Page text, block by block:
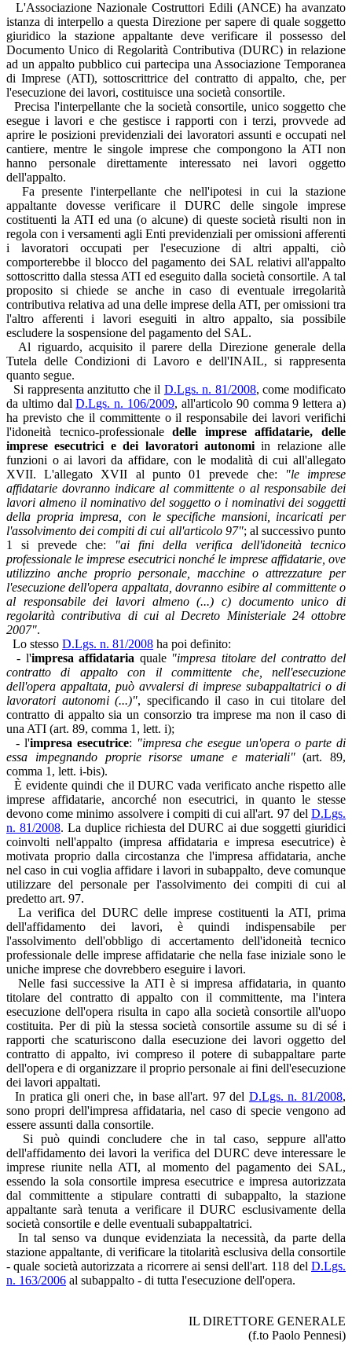
L'Associazione Nazionale Costruttori Edili (ANCE) ha avanzato
istanza di interpello a questa Direzione per sapere di quale soggetto
giuridico la stazione appaltante deve verificare il possesso del
Documento Unico di Regolarità Contributiva (DURC) in relazione
ad un appalto pubblico cui partecipa una Associazione Temporanea
di Imprese (ATI), sottoscrittrice del contratto di appalto, che, per
l'esecuzione dei lavori, costituisce una società consortile.
Precisa l'interpellante che la società consortile, unico soggetto che
esegue i lavori e che gestisce i rapporti con i terzi, provvede ad
aprire le posizioni previdenziali dei lavoratori assunti e occupati nel
cantiere, mentre le singole imprese che compongono la ATI non
hanno personale direttamente interessato nei lavori oggetto
dell'appalto.
Fa presente l'interpellante che nell'ipotesi in cui la stazione
appaltante dovesse verificare il DURC delle singole imprese
costituenti la ATI ed una (o alcune) di queste società risulti non in
regola con i versamenti agli Enti previdenziali per omissioni afferenti
i lavoratori occupati per l'esecuzione di altri appalti, ciò
comporterebbe il blocco del pagamento dei SAL relativi all'appalto
sottoscritto dalla stessa ATI ed eseguito dalla società consortile. A tal
proposito si chiede se anche in caso di eventuale irregolarità
contributiva relativa ad una delle imprese della ATI, per omissioni tra
l'altro afferenti i lavori eseguiti in altro appalto, sia possibile
escludere la sospensione del pagamento del SAL.
Al riguardo, acquisito il parere della Direzione generale della
Tutela delle Condizioni di Lavoro e dell'INAIL, si rappresenta
quanto segue.
Si rappresenta anzitutto che il D.Lgs. n. 81/2008, come modificato
da ultimo dalD.Lgs. n. 106/2009, all'articolo 90 comma 9 lettera a)
ha previsto che il committente o il responsabile dei lavori verifichi
l'idoneità tecnico-professionaledelle imprese affidatarie, delle
imprese esecutrici e dei lavoratori autonomiin relazione alle
funzioni o ai lavori da affidare, con le modalità di cui all'allegato
XVII. L'allegato XVII al punto 01 prevede che:
"le imprese
affidatarie dovranno indicare al committente o al responsabile dei
lavori almeno il nominativo del soggetto o i nominativi dei soggetti
della propria impresa, con le specifiche mansioni, incaricati per
l'assolvimento dei compiti di cui all'articolo 97"; al successivo punto
1 si prevede che:
"ai fini della verifica dell'idoneità tecnico
professionale le imprese esecutrici nonché le imprese affidatarie, ove
utilizzino anche proprio personale, macchine o attrezzature per
l'esecuzione dell'opera appaltata, dovranno esibire al committente o
al responsabile dei lavori almeno (...) c) documento unico di
regolarità contributiva di cui al Decreto Ministeriale 24 ottobre
2007".
Lo stesso D.Lgs. n. 81/2008 ha poi definito:
- l'impresa affidataria quale "impresa titolare del contratto del
contratto di appalto con il committente che, nell'esecuzione
dell'opera appaltata, può avvalersi di imprese subappaltatrici o di
lavoratori autonomi (...)", specificando il caso in cui titolare del
contratto di appalto sia un consorzio tra imprese ma non il caso di
una ATI (art. 89, comma 1, lett. i);
- l'impresa esecutrice: "impresa che esegue un'opera o parte di
essa impegnando proprie risorse umane e materiali"(art. 89,
comma 1, lett. i-bis).
È evidente quindi che il DURC vada verificato anche rispetto alle
imprese affidatarie, ancorché non esecutrici, in quanto le stesse
devono come minimo assolvere i compiti di cui all'art. 97 del D.Lgs.
n. 81/2008. La duplice richiesta del DURC ai due soggetti giuridici
coinvolti nell'appalto (impresa affidataria e impresa esecutrice) è
motivata proprio dalla circostanza che l'impresa affidataria, anche
nel caso in cui voglia affidare i lavori in subappalto, deve comunque
utilizzare del personale per l'assolvimento dei compiti di cui al
predetto art. 97.
La verifica del DURC delle imprese costituenti la ATI, prima
dell'affidamento dei lavori, è quindi indispensabile per
l'assolvimento dell'obbligo di accertamento dell'idoneità tecnico
professionale delle imprese affidatarie che nella fase iniziale sono le
uniche imprese che dovrebbero eseguire i lavori.
Nelle fasi successive la ATI è si impresa affidataria, in quanto
titolare del contratto di appalto con il committente, ma l'intera
esecuzione dell'opera risulta in capo alla società consortile all'uopo
costituita. Per di più la stessa società consortile assume su di sé i
rapporti che scaturiscono dalla esecuzione dei lavori oggetto del
contratto di appalto, ivi compreso il potere di subappaltare parte
dell'opera e di organizzare il proprio personale ai fini dell'esecuzione
dei lavori appaltati.
In pratica gli oneri che, in base all'art. 97 del D.Lgs. n. 81/2008,
sono propri dell'impresa affidataria, nel caso di specie vengono ad
essere assunti dalla consortile.
Si può quindi concludere che in tal caso, seppure all'atto
dell'affidamento dei lavori la verifica del DURC deve interessare le
imprese riunite nella ATI, al momento del pagamento dei SAL,
essendo la sola consortile impresa esecutrice e impresa autorizzata
dal committente a stipulare contratti di subappalto, la stazione
appaltante sarà tenuta a verificare il DURC esclusivamente della
società consortile e delle eventuali subappaltatrici.
In tal senso va dunque evidenziata la necessità, da parte della
stazione appaltante, di verificare la titolarità esclusiva della consortile
- quale società autorizzata a ricorrere ai sensi dell'art. 118 del D.Lgs.
n. 163/2006 al subappalto - di tutta l'esecuzione dell'opera.
IL DIRETTORE GENERALE
(f.to Paolo Pennesi)